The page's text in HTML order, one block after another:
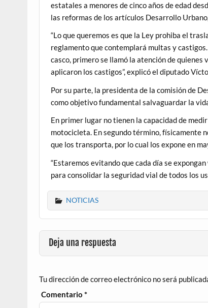
estatales a menores de cinco años de edad
las reformas de los artículos Desarrollo
“Lo que queremos es que la Ley prohiba el
reglamento que contemplará multas y
casco, primero se llamó la atención de quienes
aplicaron los castigos”, explicó el diputado
Por su parte, la presidenta de la comisión de
como objetivo fundamental salvaguardar la
En primer lugar no tienen la capacidad de
motocicleta. En segundo término, físicamente
que los transporta, por lo cual los expone en
“Estaremos evitando que cada día se
para consolidar la seguridad vial de todos los
NOTICIAS
Deja una respuesta
Tu dirección de correo electrónico no será
Comentario*